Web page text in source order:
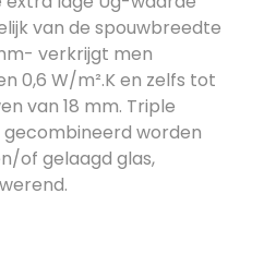
van de spouwbreedte
verkrijgt men
0,6 W/m².K en zelfs tot
van 18 mm. Triple
worden
of gelaagd glas,